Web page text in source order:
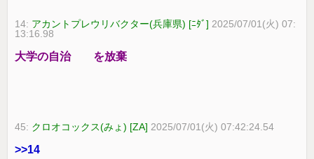
14: アカントプレウリバクター(兵庫県) [ﾆﾀﾞ] 2025/07/01(火) 07:
13:16.98
大学の自治 を放棄
45: クロオコックス(みょ) [ZA] 2025/07/01(火) 07:42:24.54
>>14